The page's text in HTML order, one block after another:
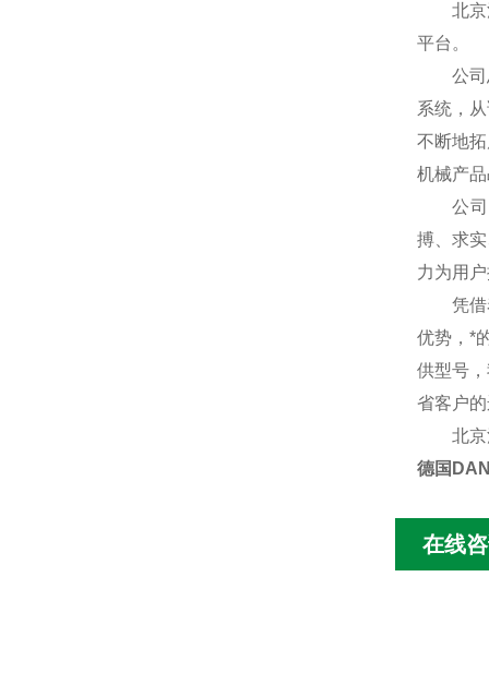
北京汉
平台。
公司总
系统，
不断地
机械产
公司内
搏、求
力为用
凭借着
优势，*
供型号
省客户
北京汉
德国
在线